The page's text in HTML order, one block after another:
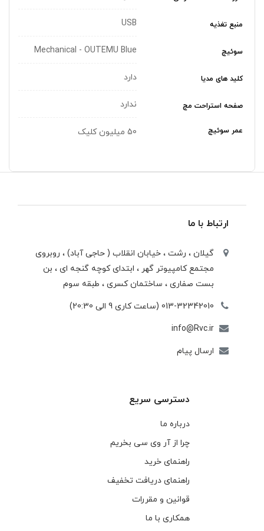
منبع تغذیه USB
سوئیچ Mechanical - OUTEMU Blue
کلید های مدیا دارد
صفحه استراحت مچ ندارد
عمر سوئیچ 50 میلیون کلیک
ارتباط با ما
گیلان ، رشت ، خيابان انقلاب ( حاجی آباد) ، روبروی
مجتمع كامپيوتر گهر ، ابتدای كوچه گنجه ای ، بن
بست صفاری ، ساختمان كسری ، طبقه سوم
013-32342010 (ساعت کاری 9 الی 20:30)
info@Rvc.ir
ارسال پیام
دسترسی سریع
درباره ما
چرا از آر وی سی بخریم
راهنمای خرید
راهنمای دریافت تخفیف
قوانین و مقررات
همکاری با ما